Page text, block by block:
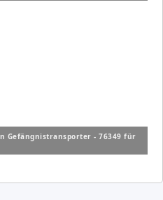
Gefängnistransporter - 76349 für